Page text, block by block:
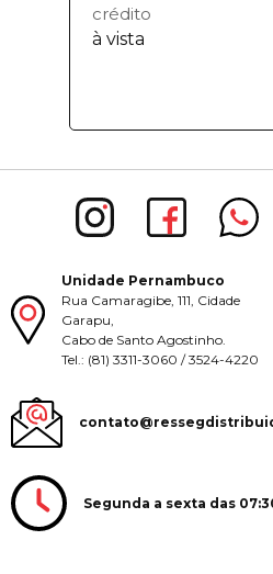
crédito
à vista
Unidade Pernambuco
Rua Camaragibe, 111, Cidade
Garapu,
Cabo de Santo Agostinho.
Tel.: (81) 3311-3060 / 3524-4220
Segunda a sexta das